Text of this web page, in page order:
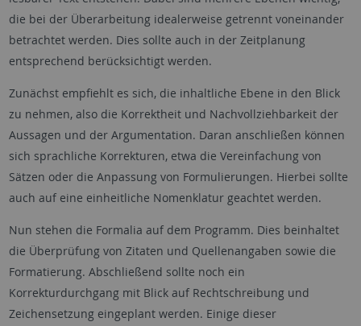
die bei der Überarbeitung idealerweise getrennt voneinander
betrachtet werden. Dies sollte auch in der Zeitplanung
entsprechend berücksichtigt werden.
Zunächst empfiehlt es sich, die inhaltliche Ebene in den Blick
zu nehmen, also die Korrektheit und Nachvollziehbarkeit der
Aussagen und der Argumentation. Daran anschließen können
sich sprachliche Korrekturen, etwa die Vereinfachung von
Sätzen oder die Anpassung von Formulierungen. Hierbei sollte
auch auf eine einheitliche Nomenklatur geachtet werden.
Nun stehen die Formalia auf dem Programm. Dies beinhaltet
die Überprüfung von Zitaten und Quellenangaben sowie die
Formatierung. Abschließend sollte noch ein
Korrekturdurchgang mit Blick auf Rechtschreibung und
Zeichensetzung eingeplant werden. Einige dieser